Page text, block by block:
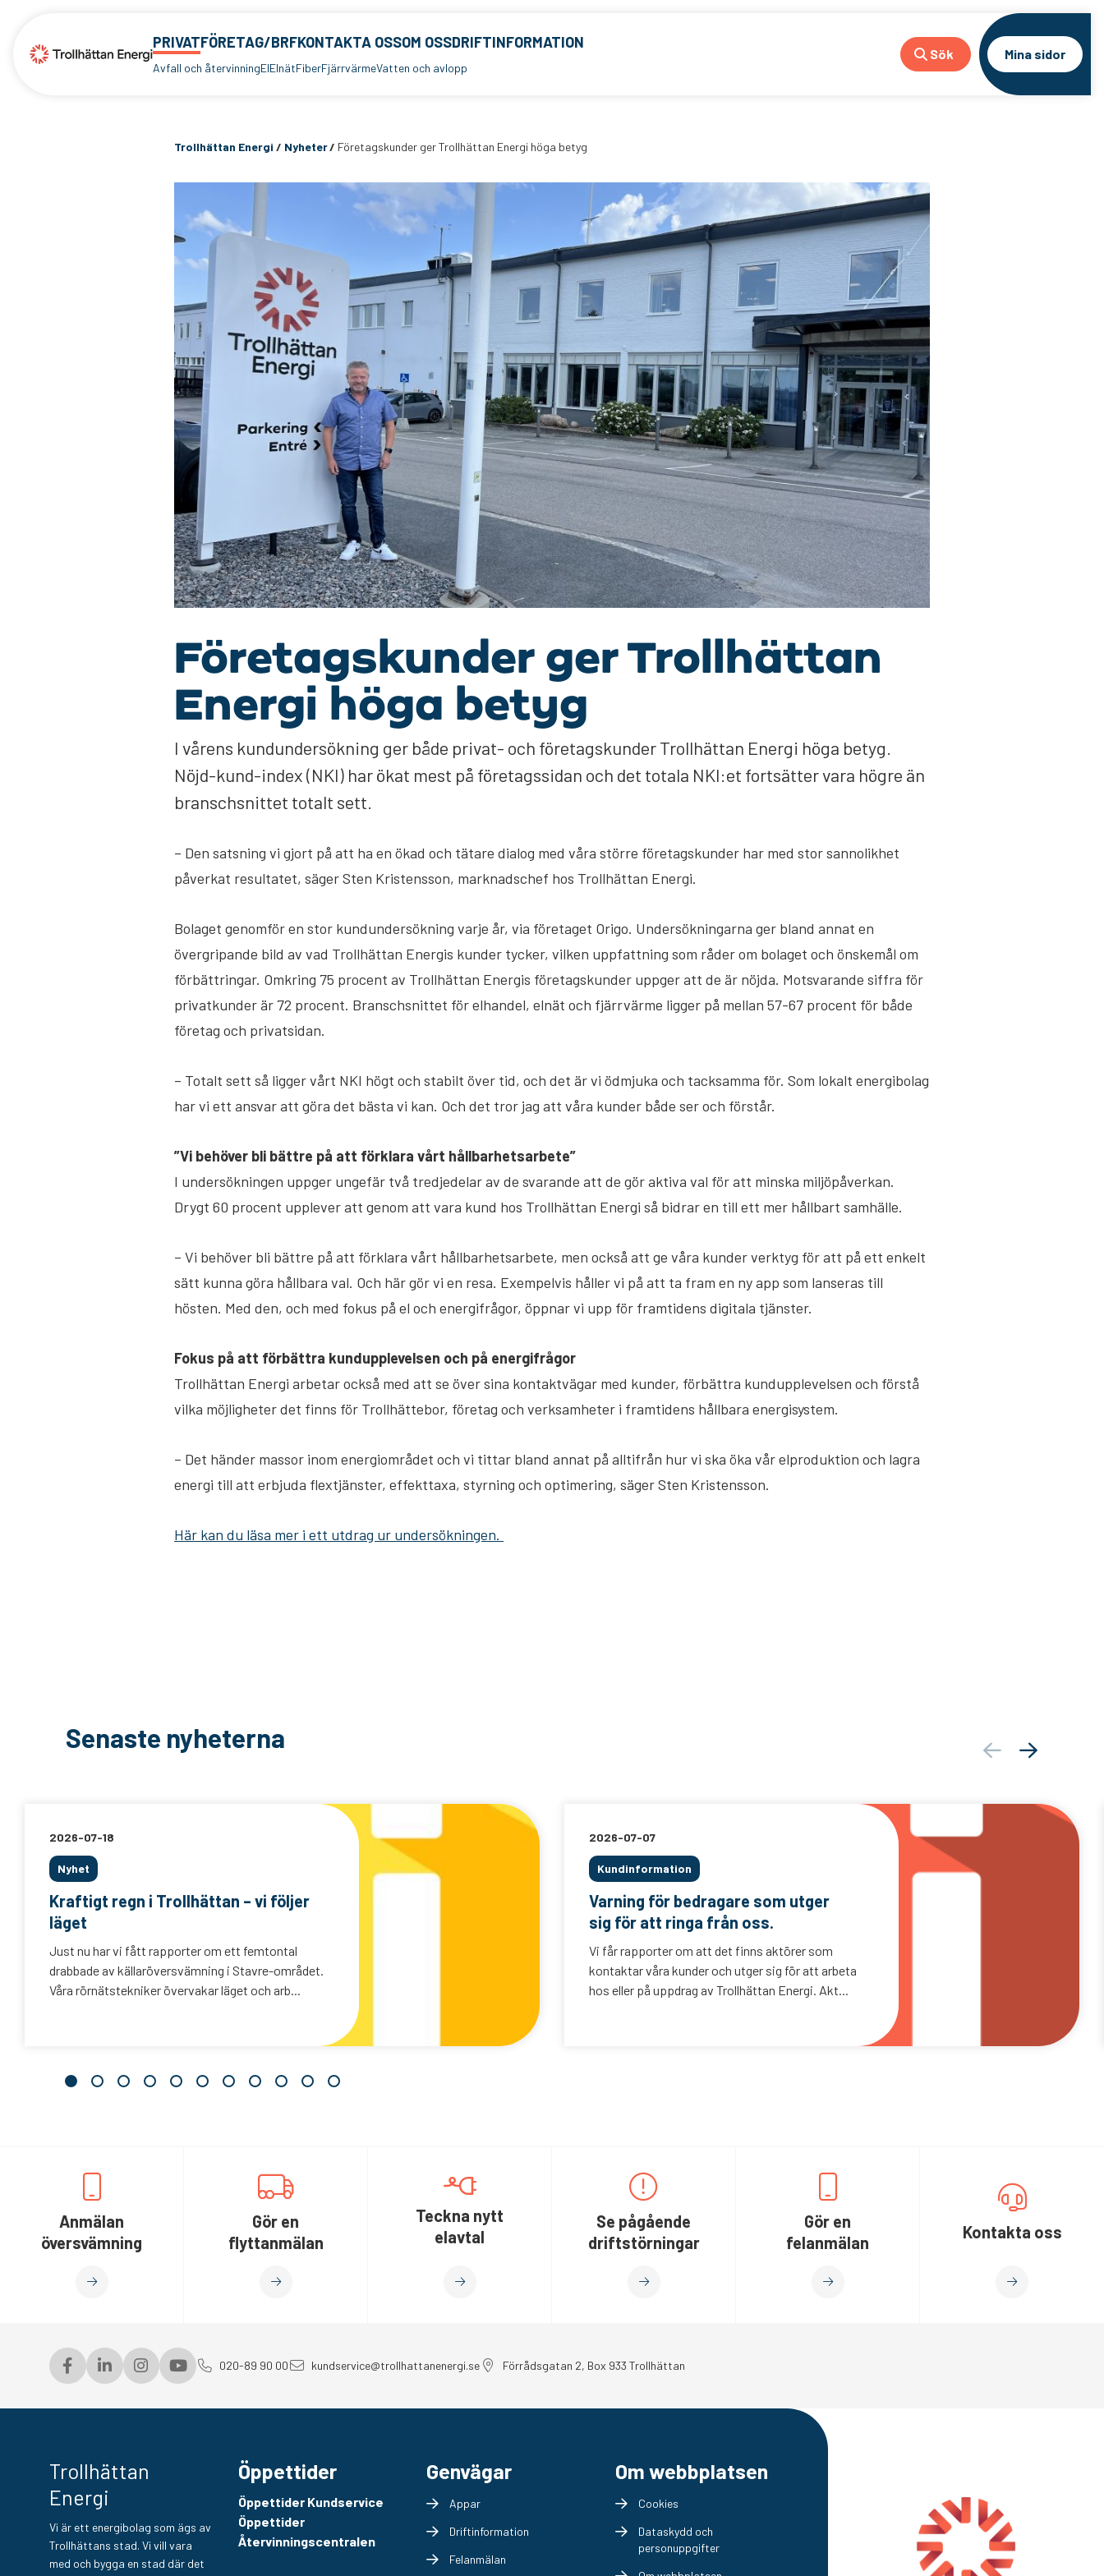
PRIVAT
Avfall och återvinningElElnätFiberFjärrvärmeVatten och avlopp
FÖRETAG/BRFKONTAKTA OSSOM OSSDRIFTINFORMATION
Sök Mina sidor
Trollhättan Energi / Nyheter/ Företagskunder ger Trollhättan Energi höga betyg
Företagskunder ger Trollhättan
Energi höga betyg
I vårens kundundersökning ger både privat- och företagskunder Trollhättan Energi höga betyg.
Nöjd-kund-index (NKI) har ökat mest på företagssidan och det totala NKI:et fortsätter vara högre än
branschsnittet totalt sett.
– Den satsning vi gjort på att ha en ökad och tätare dialog med våra större företagskunder har med stor sannolikhet
påverkat resultatet, säger Sten Kristensson, marknadschef hos Trollhättan Energi.
Bolaget genomför en stor kundundersökning varje år, via företaget Origo. Undersökningarna ger bland annat en
övergripande bild av vad Trollhättan Energis kunder tycker, vilken uppfattning som råder om bolaget och önskemål om
förbättringar. Omkring 75 procent av Trollhättan Energis företagskunder uppger att de är nöjda. Motsvarande siffra för
privatkunder är 72 procent. Branschsnittet för elhandel, elnät och fjärrvärme ligger på mellan 57-67 procent för både
företag och privatsidan.
– Totalt sett så ligger vårt NKI högt och stabilt över tid, och det är vi ödmjuka och tacksamma för. Som lokalt energibolag
har vi ett ansvar att göra det bästa vi kan. Och det tror jag att våra kunder både ser och förstår.
”Vi behöver bli bättre på att förklara vårt hållbarhetsarbete”
I undersökningen uppger ungefär två tredjedelar av de svarande att de gör aktiva val för att minska miljöpåverkan.
Drygt 60 procent upplever att genom att vara kund hos Trollhättan Energi så bidrar en till ett mer hållbart samhälle.
– Vi behöver bli bättre på att förklara vårt hållbarhetsarbete, men också att ge våra kunder verktyg för att på ett enkelt
sätt kunna göra hållbara val. Och här gör vi en resa. Exempelvis håller vi på att ta fram en ny app som lanseras till
hösten. Med den, och med fokus på el och energifrågor, öppnar vi upp för framtidens digitala tjänster.
Fokus på att förbättra kundupplevelsen och på energifrågor
Trollhättan Energi arbetar också med att se över sina kontaktvägar med kunder, förbättra kundupplevelsen och förstå
vilka möjligheter det finns för Trollhättebor, företag och verksamheter i framtidens hållbara energisystem.
– Det händer massor inom energiområdet och vi tittar bland annat på alltifrån hur vi ska öka vår elproduktion och lagra
energi till att erbjuda flextjänster, effekttaxa, styrning och optimering, säger Sten Kristensson.
Här kan du läsa mer i ett utdrag ur undersökningen.
Senaste nyheterna
2026-07-18
Nyhet
Kraftigt regn i Trollhättan – vi följer
läget
Just nu har vi fått rapporter om ett femtontal
drabbade av källaröversvämning i Stavre-området.
Våra rörnätstekniker övervakar läget och arb...
2026-07-07
Kundinformation
Varning för bedragare som utger
sig för att ringa från oss.
Vi får rapporter om att det finns aktörer som
kontaktar våra kunder och utger sig för att arbeta
hos eller på uppdrag av Trollhättan Energi. Akt...
Anmälan
översvämning
Gör en
flyttanmälan
Teckna nytt
elavtal
Se pågående
driftstörningar
Gör en
felanmälan
Kontakta oss
020-89 90 00 kundservice@trollhattanenergi.se Förrådsgatan 2, Box 933 Trollhättan
Trollhättan
Energi
Vi är ett energibolag som ägs av
Trollhättans stad. Vi vill vara
med och bygga en stad där det
Öppettider
Öppettider Kundservice
Öppettider
Återvinningscentralen
Genvägar
Appar
Driftinformation
Felanmälan
Om webbplatsen
Cookies
Dataskydd och
personuppgifter